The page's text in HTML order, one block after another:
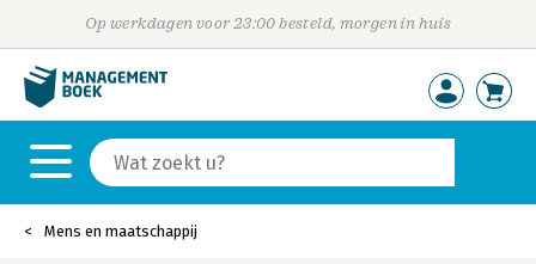
Op werkdagen voor 23:00 besteld, morgen in huis
Mens en maatschappij